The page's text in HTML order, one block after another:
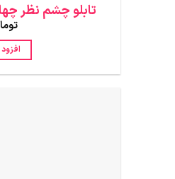
تابلو چشم نظر